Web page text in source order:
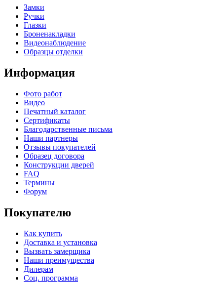
Замки
Ручки
Глазки
Броненакладки
Видеонаблюдение
Образцы отделки
Информация
Фото работ
Видео
Печатный каталог
Сертификаты
Благодарственные письма
Наши партнеры
Отзывы покупателей
Образец договора
Конструкции дверей
FAQ
Термины
Форум
Покупателю
Как купить
Доставка и установка
Вызвать замерщика
Наши преимущества
Дилерам
Соц. программа